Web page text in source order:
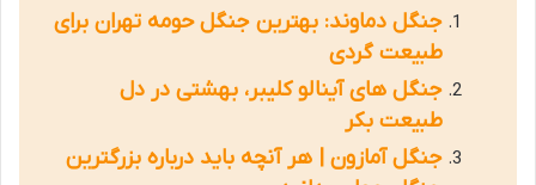
جنگل دماوند: بهترین جنگل حومه تهران برای
طبیعت گردی
جنگل های آینالو کلیبر، بهشتی در دل
طبیعت بکر
جنگل آمازون | هر آنچه باید درباره بزرگترین